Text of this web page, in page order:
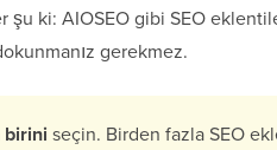
şu ki: AIOSEO gibi SEO
gerekmez.
birini seçin. Birden fazla SEO